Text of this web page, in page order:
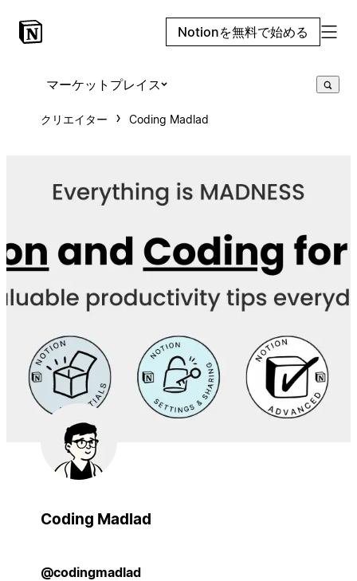
Notionを無料で始める
マーケットプレイス
クリエイター Coding Madlad
Coding Madlad
@codingmadlad